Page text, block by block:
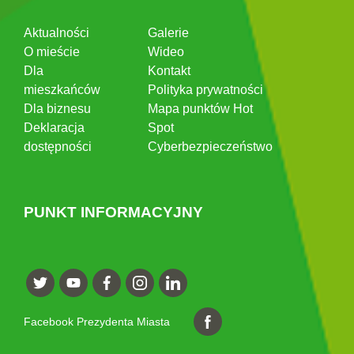
Aktualności
O mieście
Dla
mieszkańców
Dla biznesu
Deklaracja
dostępności
Galerie
Wideo
Kontakt
Polityka prywatności
Mapa punktów Hot
Spot
Cyberbezpieczeństwo
PUNKT INFORMACYJNY
Facebook Prezydenta Miasta